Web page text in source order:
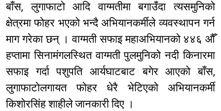
बाँस, लुगाफाटो आदि वाग्मतीमा बगाउँदा त्यसमुनिको
क्षेत्रमा फोहर भएको भन्दै अभियानकर्मीले व्यवस्थापन गर्न
माग गरेका छन् । वाग्मती सफाइ महाअभियानको ४४६ औँ
हप्तामा सिनामंगलस्थित वाग्मती पुलमुनिको नदी किनारमा
सफाइ गर्दा पशुपति आर्यघाटबाट बगेर आएको बाँस,
लुगाफाटोलगायत फोहर धेरै भेटिएको अभियानकर्मी
किशोरसिंह शाहीले जानकारी दिए ।